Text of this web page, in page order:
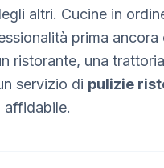
altri. Cucine in
prima ancora
ristorante, una
servizio di pulizie
affidabile.